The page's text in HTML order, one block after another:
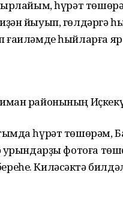
һүрәт
йыуып, гөлдәргә
ғаиләмде һыйларға
районының
һүрәт төшөрәм,
урындарҙы фотоға
Киләсәктә